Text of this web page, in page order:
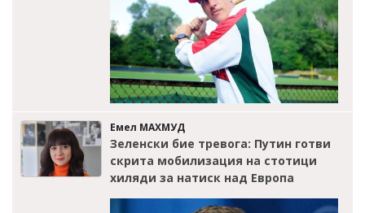
Емел МАХМУД
Зеленски бие тревога: Путин готви
скрита мобилизация на стотици
хиляди за натиск над Европа